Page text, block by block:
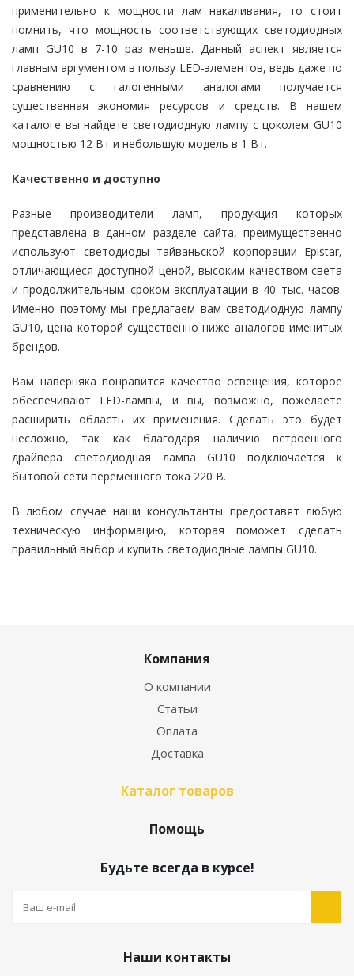
применительно к мощности лам накаливания, то стоит
помнить, что мощность соответствующих светодиодных
ламп GU10 в 7-10 раз меньше. Данный аспект является
главным аргументом в пользу LED-элементов, ведь даже по
сравнению с галогенными аналогами получается
существенная экономия ресурсов и средств. В нашем
каталоге вы найдете светодиодную лампу с цоколем GU10
мощностью 12 Вт и небольшую модель в 1 Вт.
Качественно и доступно
Разные производители ламп, продукция которых
представлена в данном разделе сайта, преимущественно
используют светодиоды тайваньской корпорации Epistar,
отличающиеся доступной ценой, высоким качеством света
и продолжительным сроком эксплуатации в 40 тыс. часов.
Именно поэтому мы предлагаем вам светодиодную лампу
GU10, цена которой существенно ниже аналогов именитых
брендов.
Вам наверняка понравится качество освещения, которое
обеспечивают LED-лампы, и вы, возможно, пожелаете
расширить область их применения. Сделать это будет
несложно, так как благодаря наличию встроенного
драйвера светодиодная лампа GU10 подключается к
бытовой сети переменного тока 220 В.
В любом случае наши консультанты предоставят любую
техническую информацию, которая поможет сделать
правильный выбор и купить светодиодные лампы GU10.
Компания
О компании
Статьи
Оплата
Доставка
Каталог товаров
Помощь
Будьте всегда в курсе!
Наши контакты